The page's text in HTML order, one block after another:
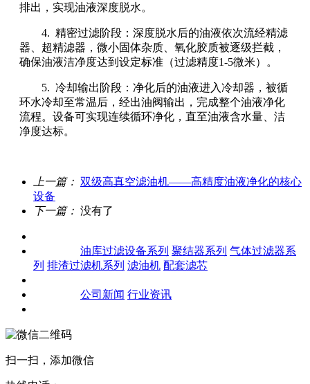
排出，实现油液深度脱水。
4. 精密过滤阶段：深度脱水后的油液依次流经精滤
器、超精滤器，微小固体杂质、氧化胶质被逐级拦截，
确保油液洁净度达到设定标准（过滤精度1-5微米）。
5. 冷却输出阶段：净化后的油液进入冷却器，被循
环水冷却至常温后，经出油阀输出，完成整个油液净化
流程。设备可实现连续循环净化，直至油液含水量、洁
净度达标。
上一篇： 双级高真空滤油机——高精度油液净化的核心
设备
下一篇： 没有了
油库过滤设备系列 聚结器系列 气体过滤器系
列 排渣过滤机系列 滤油机 配套滤芯
公司新闻 行业资讯
扫一扫，添加微信